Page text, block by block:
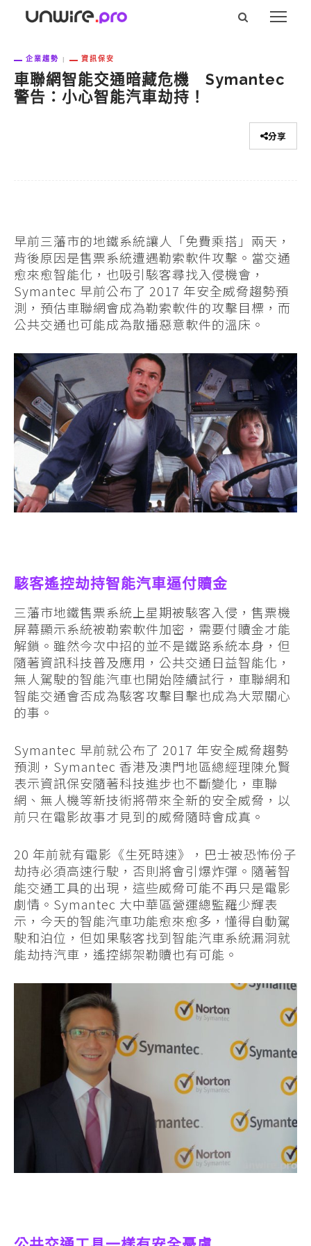
企業趨勢 資訊保安
車聯網智能交通暗藏危機 Symantec
警告：小心智能汽車劫持！
分享
早前三藩市的地鐵系統讓人「免費乘搭」兩天，
背後原因是售票系統遭遇勒索軟件攻擊。當交通
愈來愈智能化，也吸引駭客尋找入侵機會，
Symantec 早前公布了 2017 年安全威脅趨勢預
測，預估車聯網會成為勒索軟件的攻擊目標，而
公共交通也可能成為散播惡意軟件的溫床。
駭客遙控劫持智能汽車逼付贖金
三藩市地鐵售票系統上星期被駭客入侵，售票機
屏幕顯示系統被勒索軟件加密，需要付贖金才能
解鎖。雖然今次中招的並不是鐵路系統本身，但
隨著資訊科技普及應用，公共交通日益智能化，
無人駕駛的智能汽車也開始陸續試行，車聯網和
智能交通會否成為駭客攻擊目擊也成為大眾關心
的事。
Symantec 早前就公布了 2017 年安全威脅趨勢
預測，Symantec 香港及澳門地區總經理陳允賢
表示資訊保安隨著科技進步也不斷變化，車聯
網、無人機等新技術將帶來全新的安全威脅，以
前只在電影故事才見到的威脅隨時會成真。
20 年前就有電影《生死時速》，巴士被恐怖份子
劫持必須高速行駛，否則將會引爆炸彈。隨著智
能交通工具的出現，這些威脅可能不再只是電影
劇情。Symantec 大中華區營運總監羅少輝表
示，今天的智能汽車功能愈來愈多，懂得自動駕
駛和泊位，但如果駭客找到智能汽車系統漏洞就
能劫持汽車，遙控綁架勒贖也有可能。